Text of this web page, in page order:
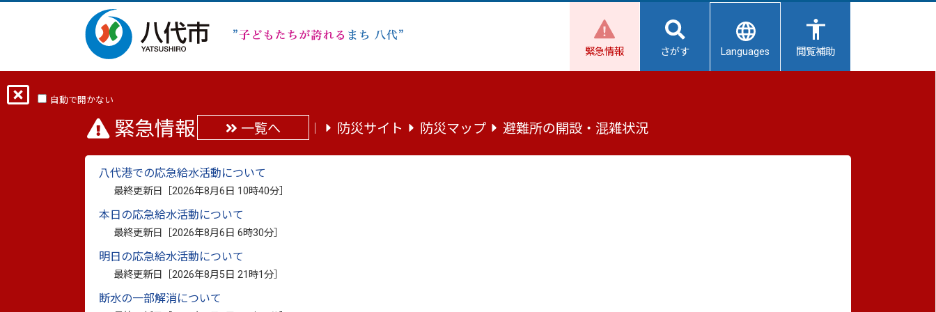
緊急情報 さがす Languages 閲覧補助
自動で開かない
緊急情報 一覧へ 防災サイト 防災マップ 避難所の開設・混雑状況
八代港での応急給水活動について
最終更新日［2026年8月6日 10時40分
本日の応急給水活動について
最終更新日［2026年8月6日 6時30分
明日の応急給水活動について
最終更新日［2026年8月5日 21時1分
断水の一部解消について
令和7年度 住民登録人口
最終更新日：2026年4月9日 印刷
1 行政町名別世帯数人口数［令和7年度］